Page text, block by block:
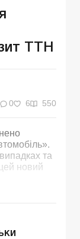
ТТН
0 6 550
та
новий